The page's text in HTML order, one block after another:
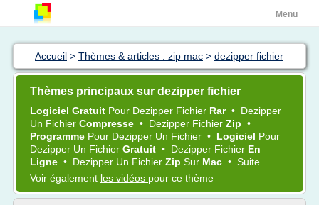
Menu
Accueil > Thèmes & articles : zip mac > dezipper fichier
Thèmes principaux sur dezipper fichier
Logiciel Gratuit Pour Dezipper Fichier Rar • Dezipper
Un Fichier Compresse • Dezipper Fichier Zip •
Programme Pour Dezipper Un Fichier • Logiciel Pour
Dezipper Un Fichier Gratuit • Dezipper Fichier En
Ligne • Dezipper Un Fichier Zip Sur Mac • Suite ...
Voir également les vidéos pour ce thème